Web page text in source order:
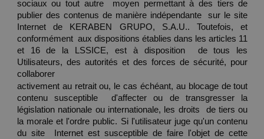
sociaux ou tout autre  moyen permettant à des tiers de
publier des contenus de manière indépendante  sur le site
Internet de KERABEN GRUPO, S.A.U.. Toutefois, et
conformément  aux dispositions établies dans les articles 11
et 16 de la LSSICE, est à disposition  de tous les
Utilisateurs, des autorités et des forces de sécurité, pour
collaborer
activement au retrait ou, le cas échéant, au blocage de tout
contenu susceptible  d'affecter ou de transgresser la
législation nationale ou internationale, les droits  de tiers ou
la morale et l'ordre public. Si l'utilisateur juge qu'un contenu
du site  Internet est susceptible de faire l'objet de cette